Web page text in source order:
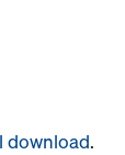
download.